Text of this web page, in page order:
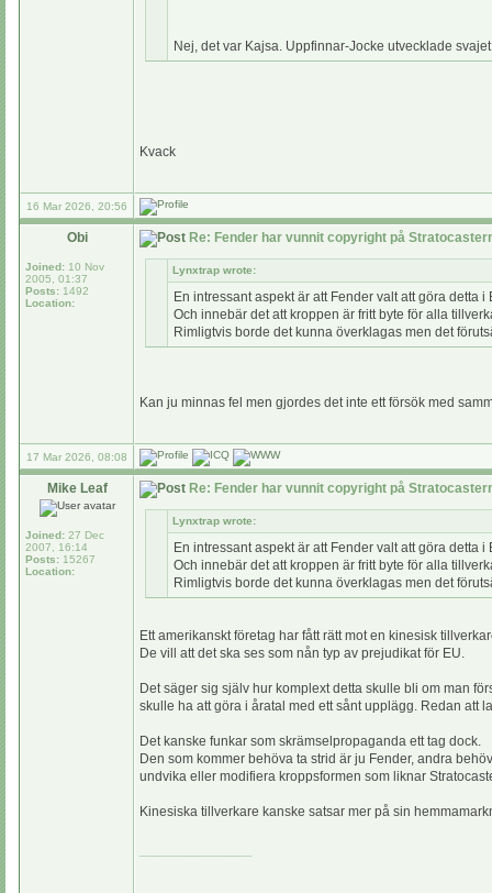
Nej, det var Kajsa. Uppfinnar-Jocke utvecklade
Kvack
16 Mar 2026, 20:56
Obi
Joined: 10 Nov
2005, 01:37
Posts: 1492
Location:
Re: Fender har vunnit copyright på
Lynxtrap wrote:
En intressant aspekt är att Fender valt att göra detta
Och innebär det att kroppen är fritt byte för alla
Rimligtvis borde det kunna överklagas men det
Kan ju minnas fel men gjordes det inte ett försök med
17 Mar 2026, 08:08
Mike Leaf
Joined: 27 Dec
2007, 16:14
Posts: 15267
Location:
Re: Fender har vunnit copyright på
Lynxtrap wrote:
En intressant aspekt är att Fender valt att göra detta
Och innebär det att kroppen är fritt byte för alla
Rimligtvis borde det kunna överklagas men det
Ett amerikanskt företag har fått rätt mot en kinesisk
De vill att det ska ses som nån typ av prejudikat för EU.
Det säger sig själv hur komplext detta skulle bli om man
skulle ha att göra i åratal med ett sånt upplägg. Redan att
Det kanske funkar som skrämselpropaganda ett tag dock.
Den som kommer behöva ta strid är ju Fender, andra
undvika eller modifiera kroppsformen som liknar
Kinesiska tillverkare kanske satsar mer på sin